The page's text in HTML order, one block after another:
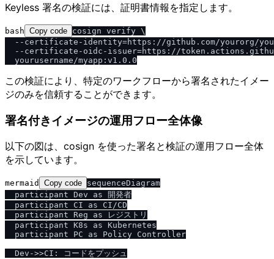
Keyless 署名の検証には、証明書情報を指定します。
bash Copy code cosign verify \
--certificate-identity=https://github.com/yourorg/
--certificate-oidc-issuer=https://
この検証により、特定のワークフローから署名されたイメー
ジのみを信頼することができます。
署名付きイメージの運用フロー全体像
以下の図は、cosign を使った署名と検証の運用フロー全体
を示しています。
mermaid Copy code sequenceDiagram
  participant Dev as 開発者
  participant CI as CI/CD
  participant Reg as レジストリ
  participant K8s as Kubernetes
  participant PC as Policy Controller
  Dev->>CI: コードをプッシュ